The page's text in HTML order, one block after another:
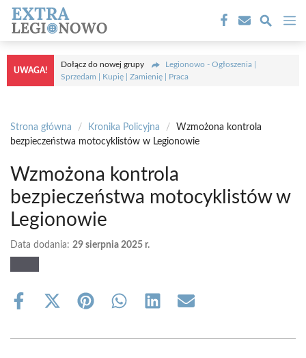
Przejdź
treści
UWAGA!
Dołącz do nowej grupy
Legionowo - Ogłoszenia |
Sprzedam | Kupię | Zamienię | Praca
Strona główna / Kronika Policyjna /
Wzmożona kontrola
bezpieczeństwa motocyklistów w Legionowie
Wzmożona kontrola
bezpieczeństwa motocyklistów w
Legionowie
Data dodania: 29 sierpnia 2025 r.
Share
Share
(Twitter)
Share Share Share Share